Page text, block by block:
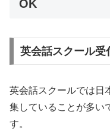
OK
英会話スクール受
英会話スクールでは日
集していることが多い
す。